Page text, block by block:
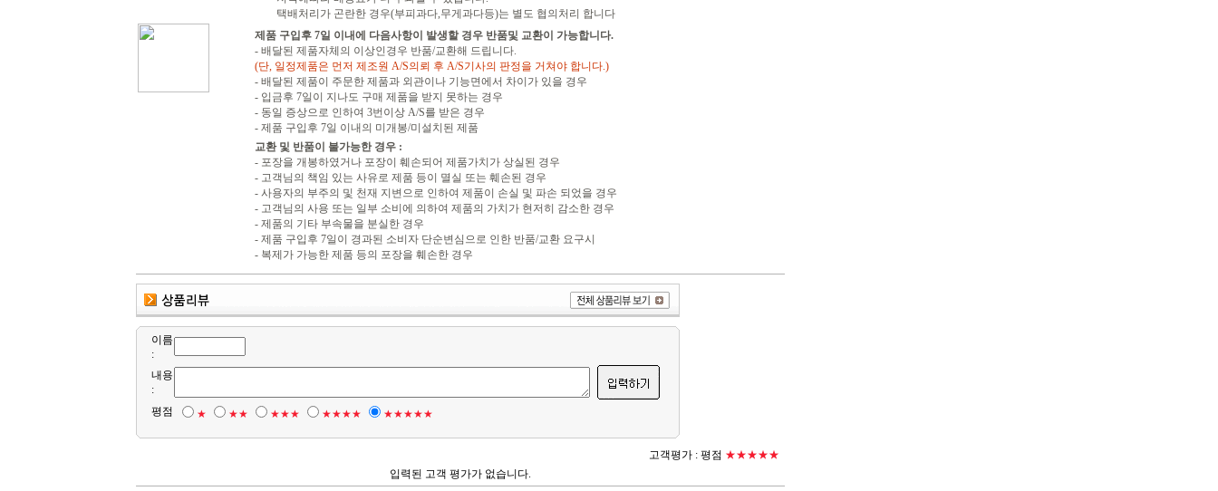
택배처리가 곤란한 경우(부피과다,무게과다등)는 별도 협의처리 합니다
제품 구입후 7일 이내에 다음사항이 발생할 경우 반품및 교환이 가능합니다.
- 배달된 제품자체의 이상인경우 반품/교환해 드립니다.
(단, 일정제품은 먼저 제조원 A/S의뢰 후 A/S기사의 판정을 거쳐야 합니다.)
- 배달된 제품이 주문한 제품과 외관이나 기능면에서 차이가 있을 경우
- 입금후 7일이 지나도 구매 제품을 받지 못하는 경우
- 동일 증상으로 인하여 3번이상 A/S를 받은 경우
- 제품 구입후 7일 이내의 미개봉/미설치된 제품
교환 및 반품이 불가능한 경우 :
- 포장을 개봉하였거나 포장이 훼손되어 제품가치가 상실된 경우
- 고객님의 책임 있는 사유로 제품 등이 멸실 또는 훼손된 경우
- 사용자의 부주의 및 천재 지변으로 인하여 제품이 손실 및 파손 되었을 경우
- 고객님의 사용 또는 일부 소비에 의하여 제품의 가치가 현저히 감소한 경우
- 제품의 기타 부속물을 분실한 경우
- 제품 구입후 7일이 경과된 소비자 단순변심으로 인한 반품/교환 요구시
- 복제가 가능한 제품 등의 포장을 훼손한 경우
이름
:
내용
:
평점
★ ★★ ★★★ ★★★★ ★★★★★
고객평가 : 평점 ★★★★★
입력된 고객 평가가 없습니다.